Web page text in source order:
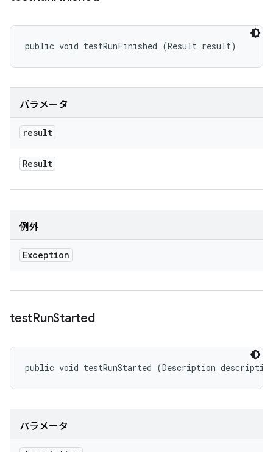
public void testRunFinished (Result result)
パラメータ
result
Result
例外
Exception
testRunStarted
public void testRunStarted (Description
パラメータ